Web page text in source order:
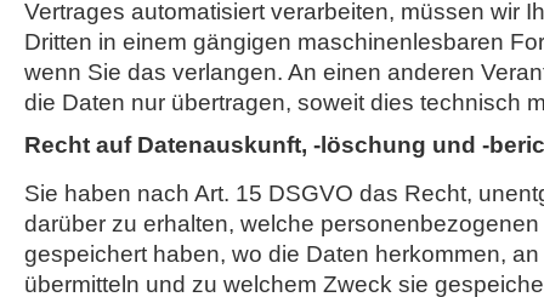
Vertrages automatisiert verarbeiten, müssen wir
Dritten in einem gängigen maschinenlesbaren
wenn Sie das verlangen. An einen anderen
die Daten nur übertragen, soweit dies technisch
Recht auf Datenauskunft, -löschung und -
Sie haben nach Art. 15 DSGVO das Recht,
darüber zu erhalten, welche
gespeichert haben, wo die Daten herkommen,
übermitteln und zu welchem Zweck sie